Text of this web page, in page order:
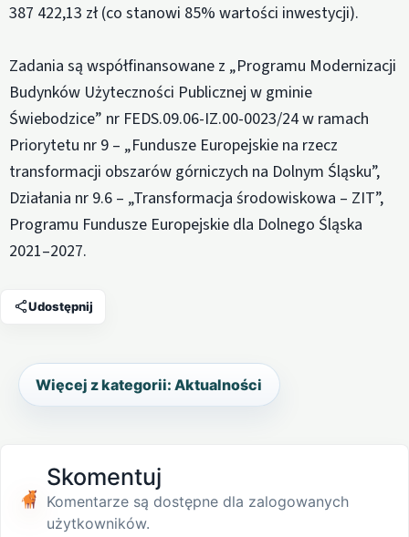
387 422,13 zł (co stanowi 85% wartości inwestycji).
Zadania są współfinansowane z „Programu Modernizacji
Budynków Użyteczności Publicznej w gminie
Świebodzice” nr FEDS.09.06-IZ.00-0023/24 w ramach
Priorytetu nr 9 – „Fundusze Europejskie na rzecz
transformacji obszarów górniczych na Dolnym Śląsku”,
Działania nr 9.6 – „Transformacja środowiskowa – ZIT”,
Programu Fundusze Europejskie dla Dolnego Śląska
2021–2027.
Udostępnij
Więcej z kategorii: Aktualności
Skomentuj
Komentarze są dostępne dla zalogowanych
użytkowników.